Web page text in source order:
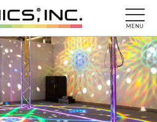
MENU